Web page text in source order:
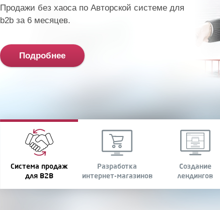
Продажи без хаоса по Авторской системе для
b2b за 6 месяцев.
Подробнее
Система продаж
для B2B
Разработка
интернет-магазинов
Cоздание
лендингов